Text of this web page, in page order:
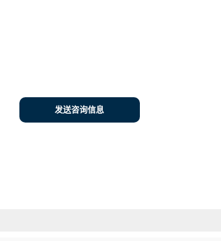
发送咨询信息